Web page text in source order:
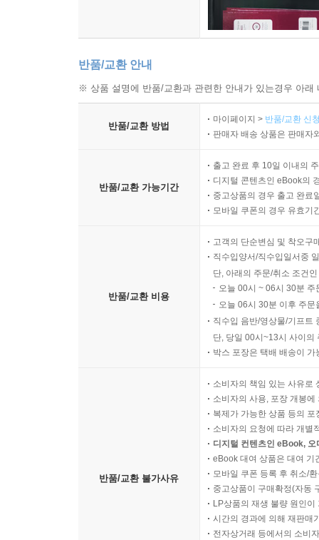
반품/교환 안내
※ 상품 설명에 반품/교환과 관련한 안내가 있는경우 아
반품/교환 방법
마이페이지 > 반품/교환 신
판매자 배송 상품은 판매자
반품/교환 가능기간
출고 완료 후 10일 이내의
디지털 콘텐츠인 eBook의
중고상품의 경우 출고 완료
모바일 쿠폰의 경우 유효기
반품/교환 비용
고객의 단순변심 및 착오구
직수입양서/직수입일서중
단, 아래의 주문/취소 조건
오늘 00시 ~ 06시 30분
오늘 06시 30분 이후 주
직수입 음반/영상물/기프트
단, 당일 00시~13시 사이의
박스 포장은 택배 배송이
반품/교환 불가사유
소비자의 책임 있는 사유로
소비자의 사용, 포장 개봉
복제가 가능한 상품 등의
소비자의 요청에 따라 개별
디지털 컨텐츠인 eBook,
eBook 대여 상품은 대여 기
모바일 쿠폰 등록 후 취소/
중고상품이 구매확정(자동
LP상품의 재생 불량 원인
시간의 경과에 의해 재판매
전자상거래 등에서의 소비